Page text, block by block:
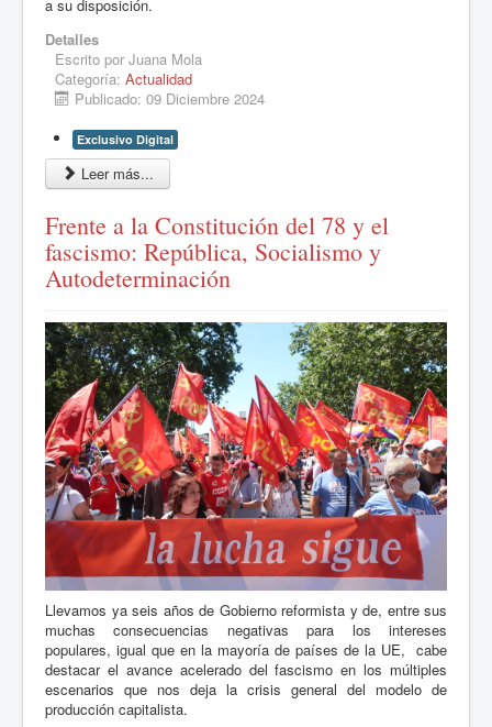
a su disposición.
Detalles
Escrito por Juana Mola
Categoría: Actualidad
Publicado: 09 Diciembre 2024
Exclusivo Digital
Leer más...
Frente a la Constitución del 78 y el
fascismo: República, Socialismo y
Autodeterminación
Llevamos ya seis años de Gobierno reformista y de, entre sus
muchas consecuencias negativas para los intereses
populares, igual que en la mayoría de países de la UE, cabe
destacar el avance acelerado del fascismo en los múltiples
escenarios que nos deja la crisis general del modelo de
producción capitalista.